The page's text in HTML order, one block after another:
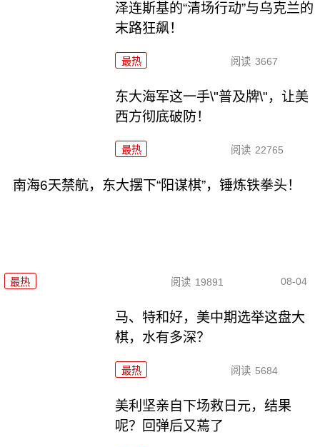
泽连斯基的“清场行动”与乌克兰的
末路狂飙！
最热 阅读 3667
东大海军这一手\"普及牌\"，让美
西方彻底破防！
最热 阅读 22765
南海6天禁航，东大摆下“阳谋棋”，锤炼铁拳头！
最热 阅读 19891 08-04
马、特和好，美中期选举这盘大
棋，水有多深？
最热 阅读 5684
美利坚亲自下场救日元，结果
呢？回弹后又蔫了